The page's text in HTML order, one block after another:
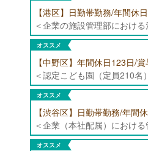
オススメ
オススメ
オススメ